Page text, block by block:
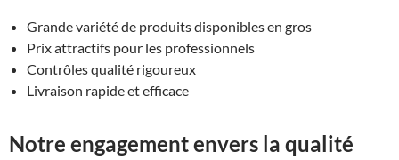
Grande variété de produits disponibles en gros
Prix attractifs pour les professionnels
Contrôles qualité rigoureux
Livraison rapide et efficace
Notre engagement envers la qualité